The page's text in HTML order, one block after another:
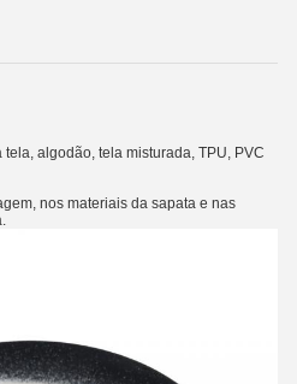
algodão, tela misturada, TPU, PVC
nos materiais da sapata e nas